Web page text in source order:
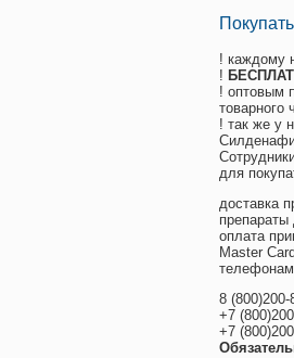
! каждому
!
! оптовым
товарного
! так же у
для
доставка
препараты
оплата
Master
8 (800)200-
+7 (800
+7 (800